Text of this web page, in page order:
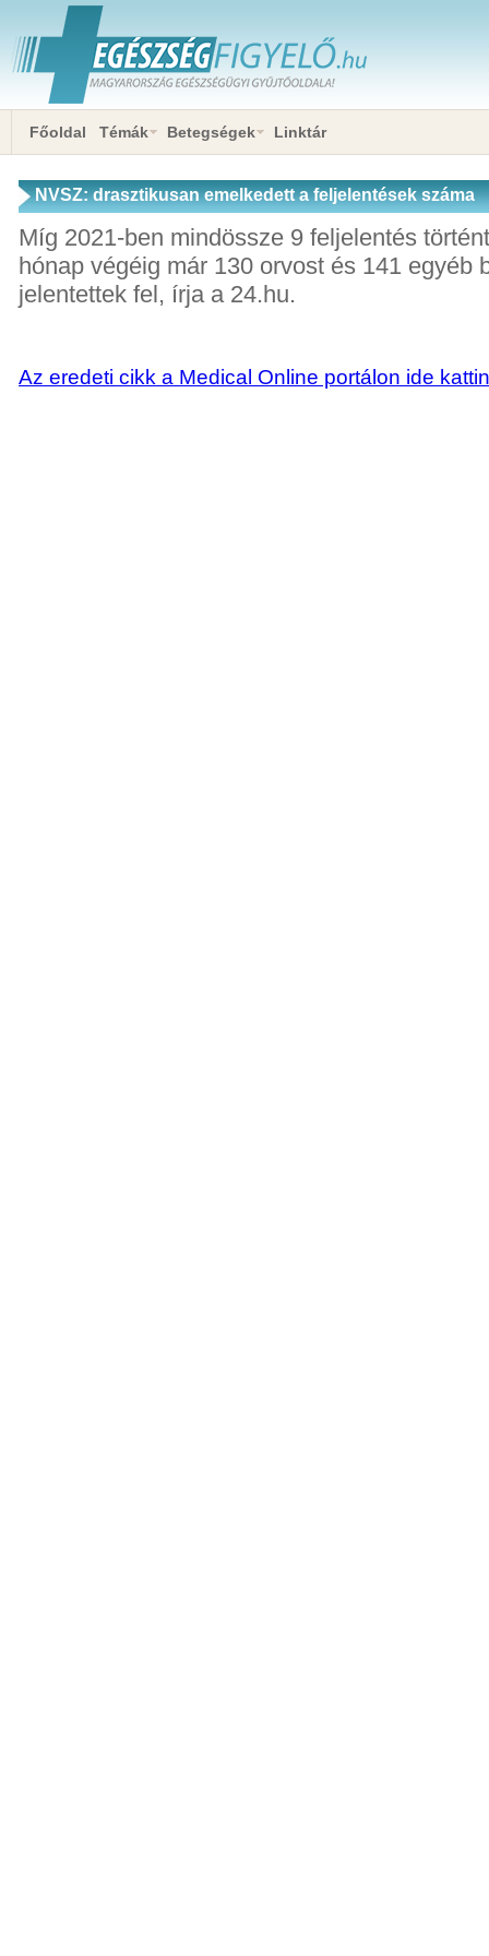
Főoldal Témák Betegségek Linktár
NVSZ: drasztikusan emelkedett a feljelentések száma
Míg 2021-ben mindössze 9 feljelentés
hónap végéig már 130 orvost és 141 egyéb
jelentettek fel, írja a 24.hu.
Az eredeti cikk a Medical Online portálon ide